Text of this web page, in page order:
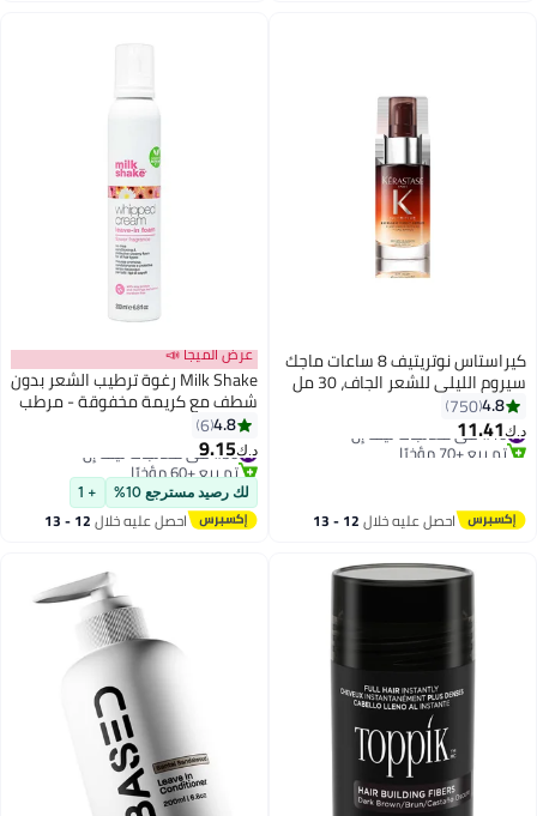
كيراستاس نوتريتيف 8 ساعات ماجك
سيروم الليلي للشعر الجاف، 30 مل
4.8
750
د.ك‏11.41
#10 في معالجات ليف إن
تم بيع +70 مؤخرًا
#10 في معالجات ليف إن
احصل عليه خلال 12 - 13
عرض الميجا 📣
Milk Shake رغوة ترطيب الشعر بدون
شطف مع كريمة مخفوقة - مرطب
شعر نباتي مع مستخلص المورينغا و
وحماية اللون، 200 مل
4.8
6
د.ك‏9.15
#30 في معالجات ليف إن
تم بيع +60 مؤخرًا
#30 في معالجات ليف إن
لك رصيد مسترجع 10% + 1
احصل عليه خلال 12 - 13